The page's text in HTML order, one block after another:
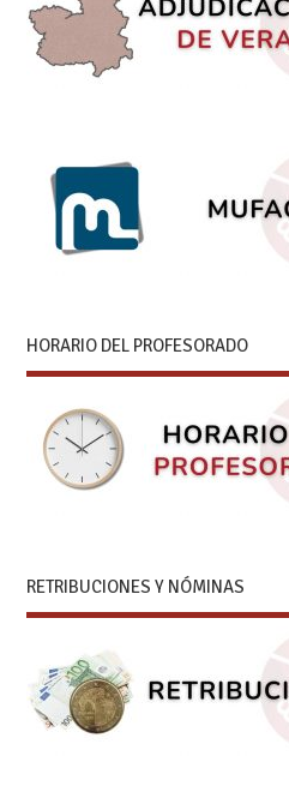
HORARIO DEL PROFESORADO
RETRIBUCIONES Y NÓMINAS